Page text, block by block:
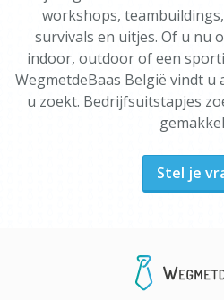
workshops,
survivals en uitjes. Of u nu
indoor, outdoor of een
WegmetdeBaas België vindt u
u zoekt. Bedrijfsuitstapjes
Stel je